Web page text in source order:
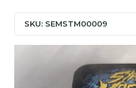
SKU: SEMSTM00009